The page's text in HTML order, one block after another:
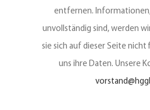
entfernen.
unvollständig sind, werden
sie sich auf dieser Seite nicht
uns ihre Daten. Unsere